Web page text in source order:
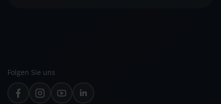
Folgen Sie uns